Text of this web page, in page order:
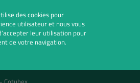
des cookies pour
utilisateur et nous vous
leur utilisation pour
de votre navigation.